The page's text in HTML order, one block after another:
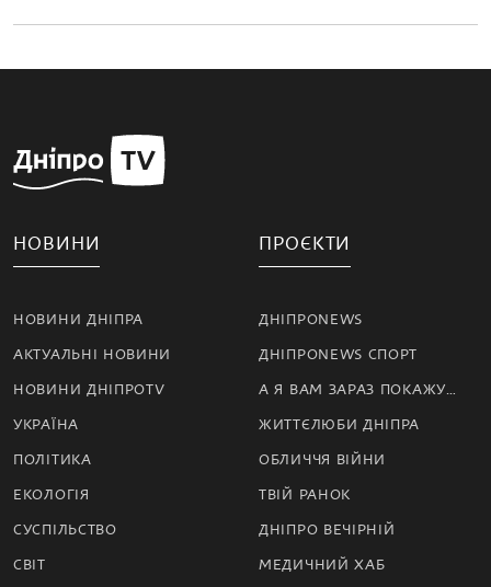
НОВИНИ
НОВИНИ ДНІПРА
АКТУАЛЬНІ НОВИНИ
НОВИНИ ДНІПРОTV
УКРАЇНА
ПОЛІТИКА
ЕКОЛОГІЯ
СУСПІЛЬСТВО
СВІТ
ПРОЄКТИ
ДНІПРОNEWS
ДНІПРОNEWS СПОРТ
А Я ВАМ ЗАРАЗ ПОКАЖУ…
ЖИТТЄЛЮБИ ДНІПРА
ОБЛИЧЧЯ ВІЙНИ
ТВІЙ РАНОК
ДНІПРО ВЕЧІРНІЙ
МЕДИЧНИЙ ХАБ